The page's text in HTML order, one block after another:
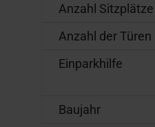
Anzahl Sitzplätze
Anzahl der Türen
Einparkhilfe
Baujahr